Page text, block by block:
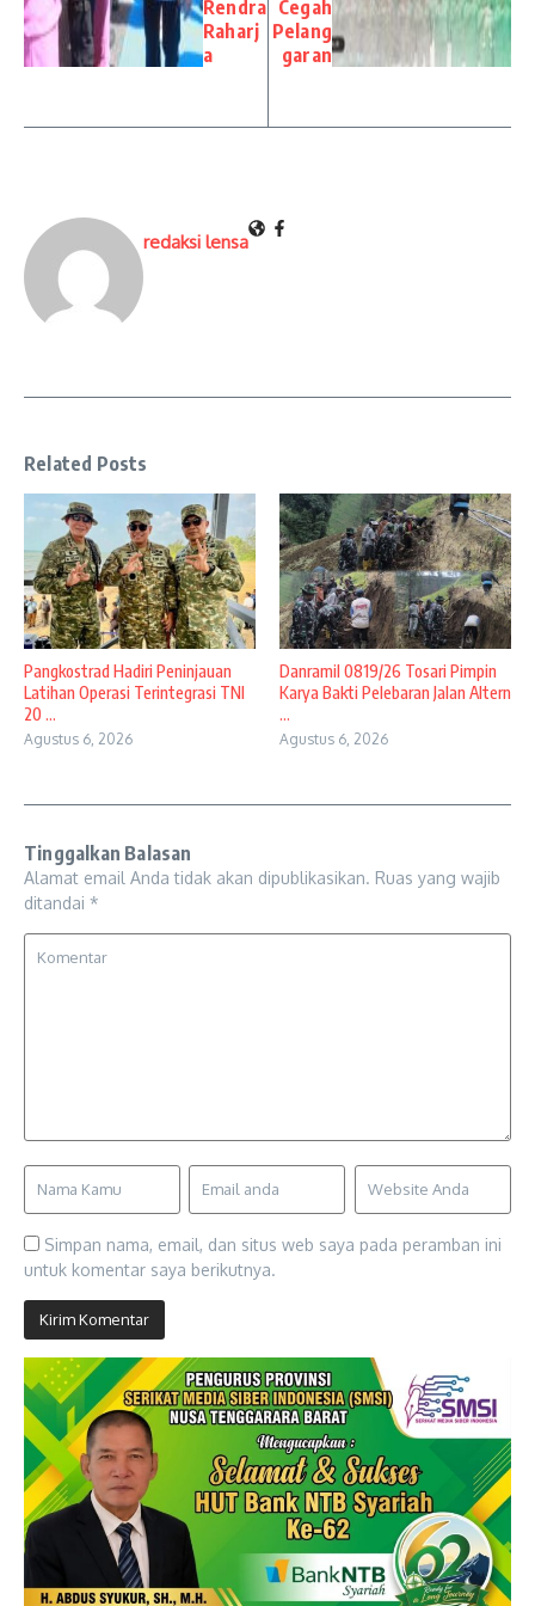
Rendra
Raharj
a
Cegah
Pelang
garan
redaksi lensa
Related Posts
Pangkostrad Hadiri Peninjauan
Latihan Operasi Terintegrasi TNI
20 ...
Agustus 6, 2026
Danramil 0819/26 Tosari Pimpin
Karya Bakti Pelebaran Jalan Altern
...
Agustus 6, 2026
Tinggalkan Balasan
Alamat email Anda tidak akan dipublikasikan. Ruas yang wajib
ditandai *
Simpan nama, email, dan situs web saya pada peramban ini
untuk komentar saya berikutnya.